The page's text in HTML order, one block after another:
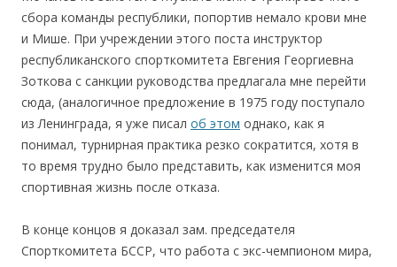
сбора команды республики, попортив немало крови мне
и Мише. При учреждении этого поста инструктор
республиканского спорткомитета Евгения Георгиевна
Зоткова с санкции руководства предлагала мне перейти
сюда, (аналогичное предложение в 1975 году поступало
из Ленинграда, я уже писал об этом однако, как я
понимал, турнирная практика резко сократится, хотя в
то время трудно было представить, как изменится моя
спортивная жизнь после отказа.
В конце концов я доказал зам. председателя
Спорткомитета БССР, что работа с экс-чемпионом мира,